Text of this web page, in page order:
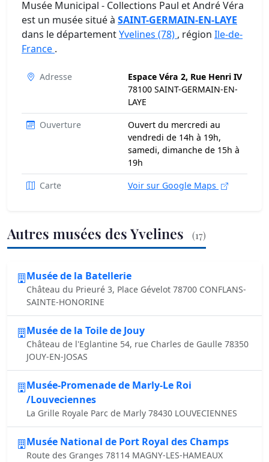
Musée Municipal - Collections Paul et André Véra
est un musée situé à SAINT-GERMAIN-EN-LAYE
dans le départementYvelines (78) , région Ile-de-
France .
Adresse
Espace Véra 2, Rue Henri IV
78100 SAINT-GERMAIN-EN-
LAYE
Ouverture
Ouvert du mercredi au
vendredi de 14h à 19h,
samedi, dimanche de 15h à
19h
Carte
Voir sur Google Maps
Autres musées des Yvelines (17)
Musée de la Batellerie
Château du Prieuré 3, Place Gévelot 78700 CONFLANS-
SAINTE-HONORINE
Musée de la Toile de Jouy
Château de l'Eglantine 54, rue Charles de Gaulle 78350
JOUY-EN-JOSAS
Musée-Promenade de Marly-Le Roi
/Louveciennes
La Grille Royale Parc de Marly 78430 LOUVECIENNES
Musée National de Port Royal des Champs
Route des Granges 78114 MAGNY-LES-HAMEAUX